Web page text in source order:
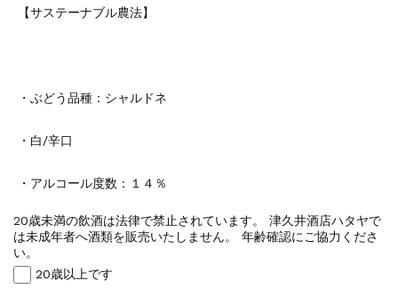
【サステーナブル農法】
・ぶどう品種：シャルドネ
・白/辛口
・アルコール度数：１４％
20歳未満の飲酒は法律で禁止されています。 津久井酒店ハタヤで
は未成年者へ酒類を販売いたしません。 年齢確認にご協力くださ
い。
20歳以上です